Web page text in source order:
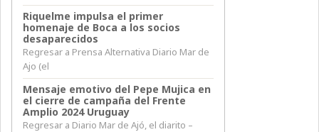
Riquelme impulsa el primer
homenaje de Boca a los socios
desaparecidos
Regresar a Prensa Alternativa Diario Mar de
Ajo (el
Mensaje emotivo del Pepe Mujica en
el cierre de campaña del Frente
Amplio 2024 Uruguay
Regresar a Diario Mar de Ajó, el diarito –